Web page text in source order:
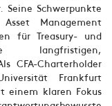
Schwerpunkte
Management
für Treasury- und
langfristigen,
CFA-Charterholder
Frankfurt
einem klaren Fokus